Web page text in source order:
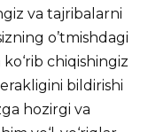
va tajribalarni
o’tmishdagi
chiqishingiz
bildirishi
hozirgi va